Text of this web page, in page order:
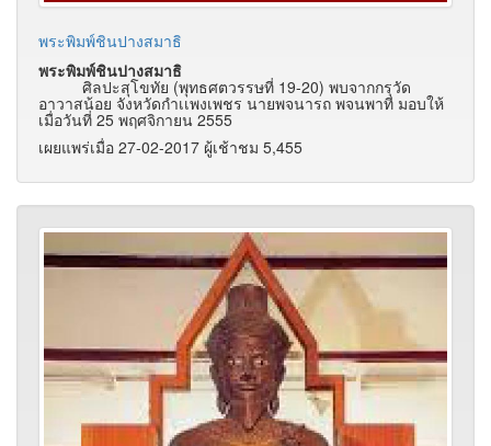
พระพิมพ์ชินปางสมาธิ
พระพิมพ์ชินปางสมาธิ
ศิลปะสุโขทัย (พุทธศตวรรษที่ 19-20) พบจากกรุวัด
อาวาสน้อย จังหวัดกำเเพงเพชร นายพจนารถ พจนพาที มอบให้
เมื่อวันที่ 25 พฤศจิกายน 2555
เผยแพร่เมื่อ 27-02-2017 ผู้เช้าชม 5,455